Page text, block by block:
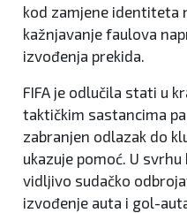
kod zamjene identiteta
kažnjavanje faulova
izvođenja prekida.
FIFA je odlučila stati u
taktičkim sastancima
zabranjen odlazak do
ukazuje pomoć. U
vidljivo sudačko
izvođenje auta i gol-